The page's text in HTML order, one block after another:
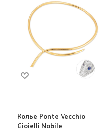
Колье Ponte Vecchio
Gioielli Nobile